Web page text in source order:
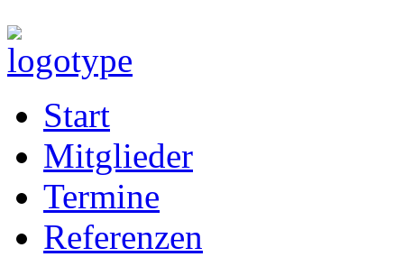
Start
Mitglieder
Termine
Referenzen